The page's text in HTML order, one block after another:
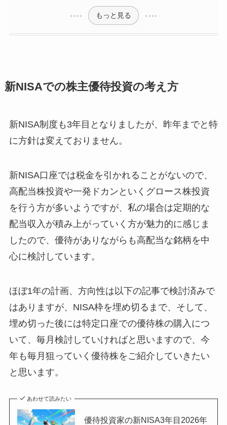
もっと見る
新NISAでの株主優待投資の考え方
新NISA制度も3年目となりましたが、昨年までと特
に方針は変えておりません。
新NISA口座では税金を引かれることがないので、
高配当株投資や一発ドカンといくグロース株投資
を行う方が多いようですが、私の場合は定期的な
配当収入が積み上がっていく方が魅力的に感じま
したので、優待がありながらも高配当な銘柄を中
心に検討しています。
ほぼ1年の計画、方向性は以下の記事で検討済みで
はありますが、NISA枠を埋め切るまで、そして、
埋め切った後には特定口座での優待株の購入につ
いて、毎月検討していければと思いますので、今
年も毎月狙っていく優待株をご紹介していきたい
と思います。
あわせて読みたい
優待投資家の新NISA3年目2026年